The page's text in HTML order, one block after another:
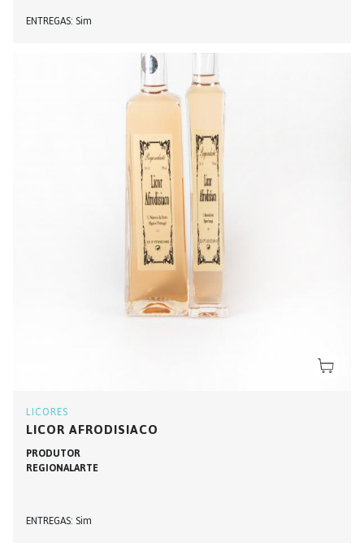
ENTREGAS Sim
LICORES
LICOR AFRODISIACO
PRODUTOR
REGIONALARTE
ENTREGAS Sim